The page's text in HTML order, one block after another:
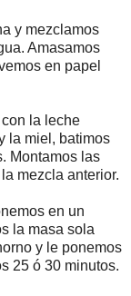
y mezclamos
Amasamos
en papel
la leche
la miel, batimos
Montamos las
mezcla anterior.
en un
la masa sola
y le ponemos
25 ó 30 minutos.